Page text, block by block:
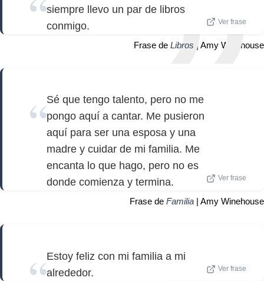
siempre llevo un par de libros
conmigo.
Ver frase
Frase de Libros | Amy Winehouse
Sé que tengo talento, pero no me
pongo aquí a cantar. Me pusieron
aquí para ser una esposa y una
madre y cuidar de mi familia. Me
encanta lo que hago, pero no es
donde comienza y termina.
Ver frase
Frase de Familia | Amy Winehouse
Estoy feliz con mi familia a mi
alrededor.
Ver frase